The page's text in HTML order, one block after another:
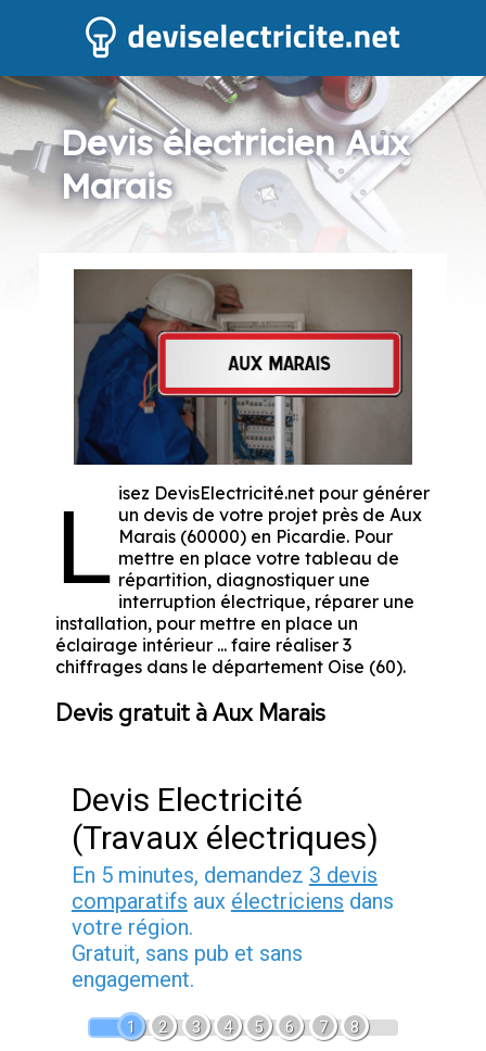
Devis électricien Aux
Marais
L isez DevisElectricité.net pour générer
un devis de votre projet près de Aux
Marais (60000) en Picardie. Pour
mettre en place votre tableau de
répartition, diagnostiquer une
interruption électrique, réparer une
installation, pour mettre en place un
éclairage intérieur ... faire réaliser 3
chiffrages dans le département Oise (60).
Devis gratuit à Aux Marais
Devis Electricité
(Travaux électriques)
En 5 minutes, demandez 3 devis
comparatifs aux électriciens dans
votre région.
Gratuit, sans pub et sans
engagement.
1 2 3 4 5 6 7 8